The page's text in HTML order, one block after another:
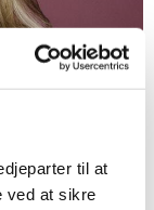
til at
ved at sikre